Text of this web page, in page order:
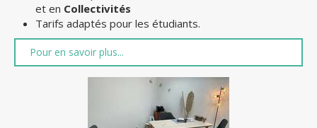
et en Collectivités
Tarifs adaptés pour les étudiants.
Pour en savoir plus...